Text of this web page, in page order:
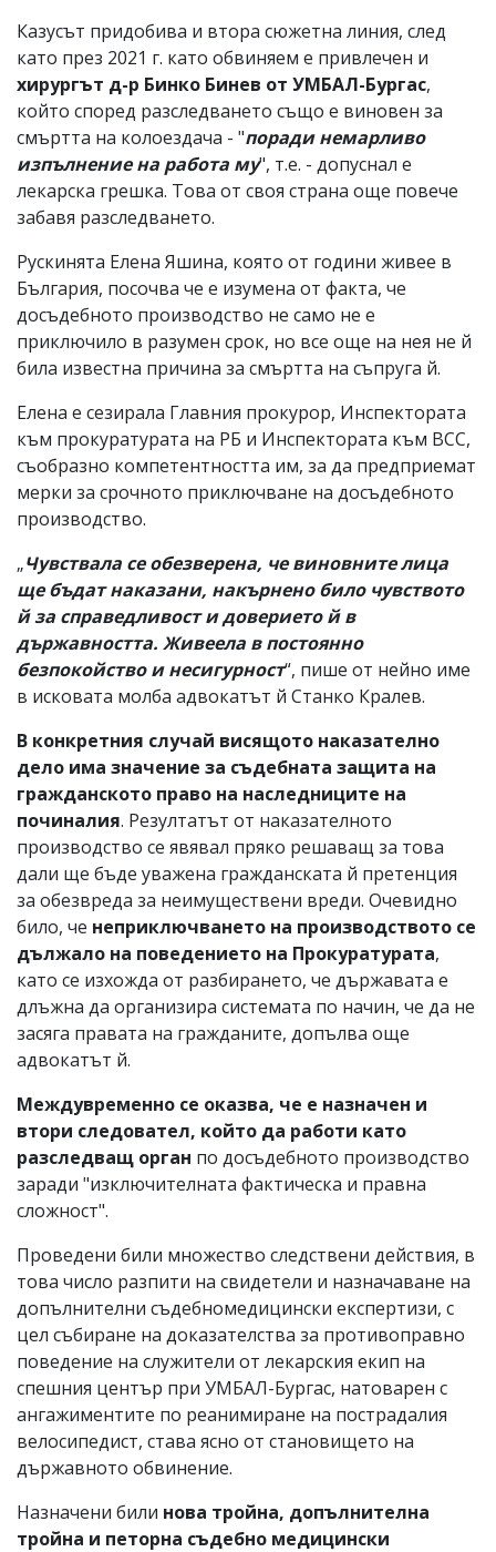
Казусът придобива и втора сюжетна линия, след
като през 2021 г. като обвиняем е привлечен и
хирургът д-р Бинко Бинев от УМБАЛ-Бургас,
който според разследването също е виновен за
смъртта на колоездача - "поради немарливо
изпълнение на работа му", т.е. - допуснал е
лекарска грешка. Това от своя страна още повече
забавя разследването.
Рускинята Елена Яшина, която от години живее в
България, посочва че е изумена от факта, че
досъдебното производство не само не е
приключило в разумен срок, но все още на нея не й
била известна причина за смъртта на съпруга й.
Елена е сезирала Главния прокурор, Инспектората
към прокуратурата на РБ и Инспектората към ВСС,
съобразно компетентността им, за да предприемат
мерки за срочното приключване на досъдебното
производство.
„Чувствала се обезверена, че виновните лица
ще бъдат наказани, накърнено било чувството
й за справедливост и доверието й в
държавността. Живеела в постоянно
безпокойство и несигурност“, пише от нейно име
в исковата молба адвокатът й Станко Кралев.
В конкретния случай висящото наказателно
дело има значение за съдебната защита на
гражданското право на наследниците на
починалия. Резултатът от наказателното
производство се явявал пряко решаващ за това
дали ще бъде уважена гражданската й претенция
за обезвреда за неимуществени вреди. Очевидно
било, че неприключването на производството се
дължало на поведението на Прокуратурата,
като се изхожда от разбирането, че държавата е
длъжна да организира системата по начин, че да не
засяга правата на гражданите, допълва още
адвокатът й.
Междувременно се оказва, че е назначен и
втори следовател, който да работи като
разследващ орган по досъдебното производство
заради "изключителната фактическа и правна
сложност".
Проведени били множество следствени действия, в
това число разпити на свидетели и назначаване на
допълнителни съдебномедицински експертизи, с
цел събиране на доказателства за противоправно
поведение на служители от лекарския екип на
спешния център при УМБАЛ-Бургас, натоварен с
ангажиментите по реанимиране на пострадалия
велосипедист, става ясно от становището на
държавното обвинение.
Назначени били нова тройна, допълнителна
тройна и петорна съдебно медицински